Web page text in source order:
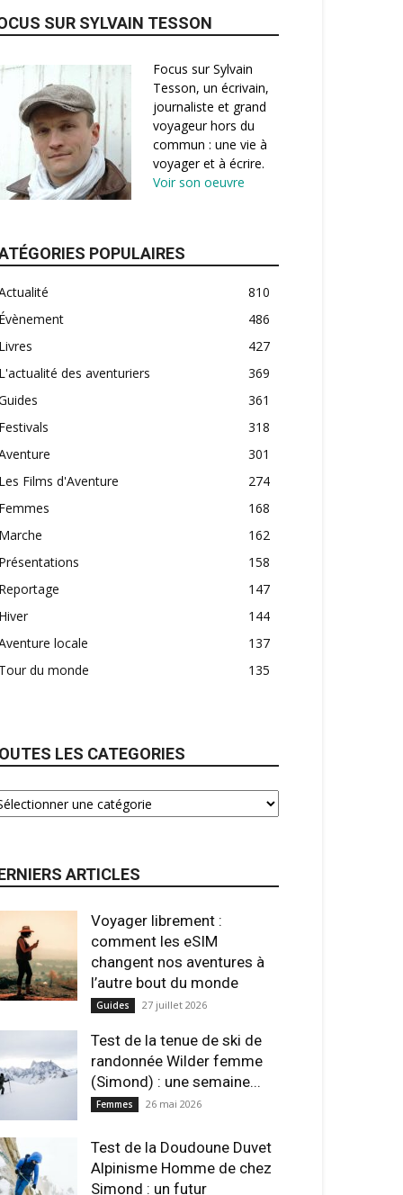
SUR SYLVAIN TESSON
Focus sur Sylvain
Tesson, un écrivain,
journaliste et grand
voyageur hors du
commun : une vie à
voyager et à écrire.
Voir son oeuvre
POPULAIRES
810
486
427
des aventuriers
369
361
318
301
Films d'Aventure
274
168
162
158
147
144
locale
137
du monde
135
LES CATEGORIES
ARTICLES
Voyager librement :
comment les eSIM
changent nos aventures à
l’autre bout du monde
Guides 27 juillet 2026
Test de la tenue de ski de
randonnée Wilder femme
(Simond) : une semaine...
Femmes 26 mai 2026
Test de la Doudoune Duvet
Alpinisme Homme de chez
Simond : un futur